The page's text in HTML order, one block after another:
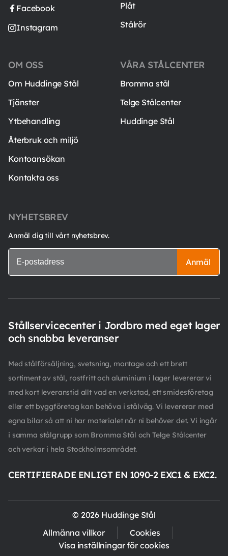
Facebook
Instagram
Plåt
Stålrör
VÅRA STÅLCENTER
Bromma stål
Telge Stålcenter
Huddinge Stål
OM OSS
Om Huddinge Stål
Tjänster
Ytbehandling
Återbruk och miljö
Kontoansökan
Kontakta oss
NYHETSBREV
Anmäl dig till vårt nyhetsbrev.
Anmäl
Stållservicecenter i Jordbro med eget lager
och snabba leveranser
Med stålförsäljning, svetsning, montage och ett brett
sortiment av stål, rostfritt och aluminium i lager levererar vi
med kort leveranstid allt vad en verkstad, ett smidesföretag
eller ett byggföretag kan behöva i stålväg. Vi levererar med
egna bilar så att ni har materialet när ni behöver det. Vi ingår
i samma stålgrupp som Bromma Stål och Telge Stålcenter
och verkar i hela Stockholmsområdet.
CERTIFIERADE ENLIGT EN 1090-2 EXC1 & EXC2.
© 2026 Huddinge Stål
Allmänna villkor
Cookies
Visa inställningar för cookies